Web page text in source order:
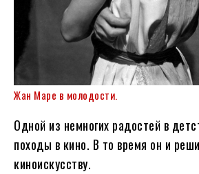
Жан Маре в молодости.
Одной из немногих радостей в
походы в кино. В то время он и
киноискусству.